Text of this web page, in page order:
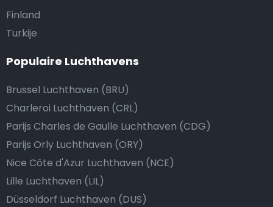
Finland
Turkije
Populaire Luchthavens
Brussel Luchthaven (BRU)
Charleroi Luchthaven (CRL)
Parijs Charles de Gaulle Luchthaven (CDG)
Parijs Orly Luchthaven (ORY)
Nice Côte d'Azur Luchthaven (NCE)
Lille Luchthaven (LIL)
Düsseldorf Luchthaven (DUS)